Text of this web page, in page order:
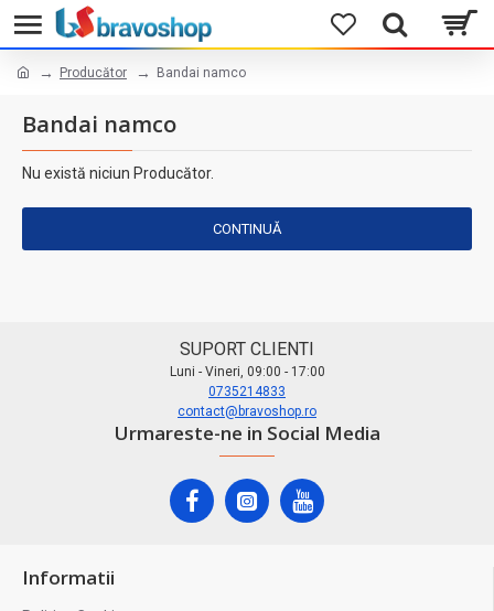
Producător Bandai namco
Bandai namco
Nu există niciun Producător.
CONTINUĂ
SUPORT CLIENTI
Luni - Vineri, 09:00 - 17:00
0735214833
contact@bravoshop.ro
Urmareste-ne in Social Media
Informatii